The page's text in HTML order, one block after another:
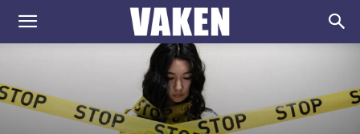
VAKEN.se